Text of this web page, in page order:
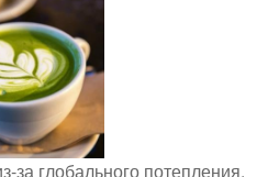
за глобального потепления.